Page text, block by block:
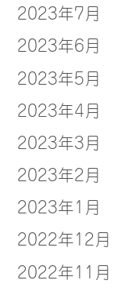
2023年7月
2023年6月
2023年5月
2023年4月
2023年3月
2023年2月
2023年1月
2022年12月
2022年11月